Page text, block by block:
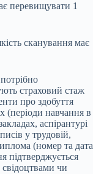
перевищувати 1
сканування має
страховий стаж
про здобуття
(періоди навчання в
аспірантурі
у трудовій,
(номер та дата
підтверджується
чи